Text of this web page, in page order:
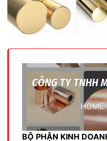
CÔNG TY TNHH
HOME
BỘ PHẬN KINH